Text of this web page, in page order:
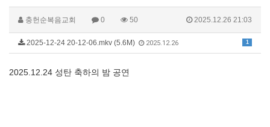
충헌순복음교회 0 50 2025.12.26 21:03
1
2025-12-24 20-12-06.mkv (5.6M) 2025.12.26
2025.12.24 성탄 축하의 밤 공연